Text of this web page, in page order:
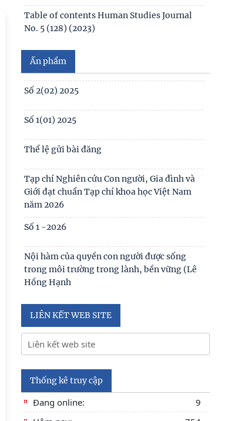
Table of contents Human Studies Journal
No. 5 (128) (2023)
Ấn phẩm
No1(01) 2025
Số 3(03) 2025
Số 2(02) 2025
Số 1(01) 2025
Thể lệ gửi bài đăng
Tạp chí Nghiên cứu Con người, Gia đình và
Giới đạt chuẩn Tạp chí khoa học Việt Nam
năm 2026
Số 1 -2026
Nội hàm của quyền con người được sống
trong môi trường trong lành, bền vững (Lê
Hồng Hạnh
LIÊN KẾT WEB SITE
Thống kê truy cập
Đang online:
9